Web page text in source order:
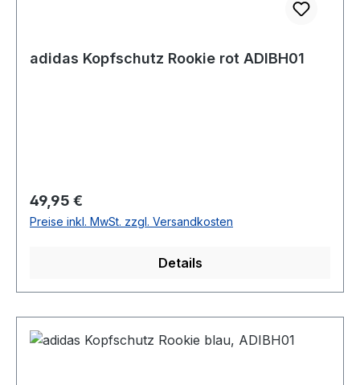
adidas Kopfschutz Rookie rot ADIBH01
Regulärer Preis:
49,95 €
Preise inkl. MwSt. zzgl. Versandkosten
Details